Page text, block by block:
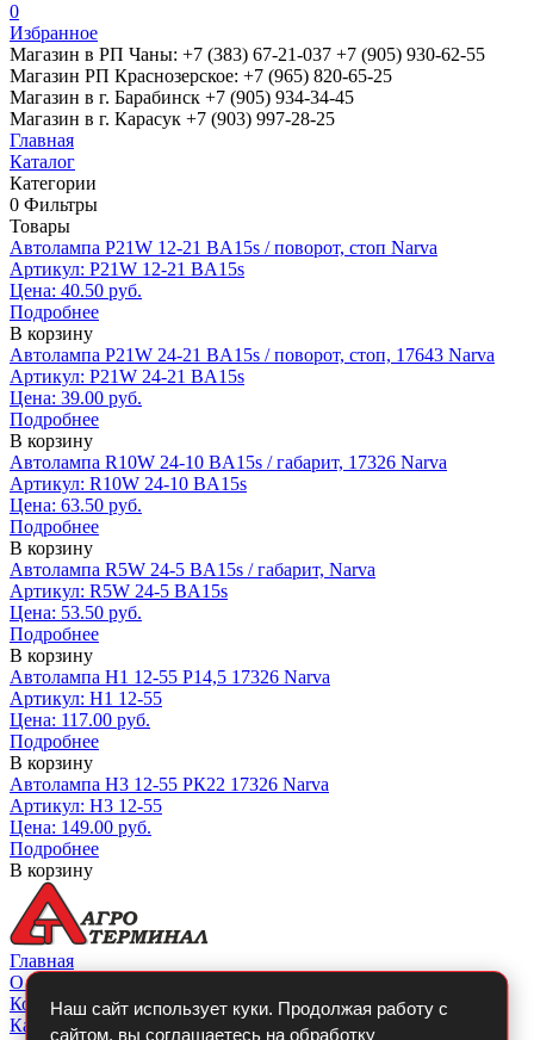
0
Избранное
Магазин в РП Чаны: +7 (383) 67-21-037 +7 (905) 930-62-55
Магазин РП Краснозерское: +7 (965) 820-65-25
Магазин в г. Барабинск +7 (905) 934-34-45
Магазин в г. Карасук +7 (903) 997-28-25
Главная
Каталог
Категории
0 Фильтры
Товары
Автолампа P21W 12-21 BA15s / поворот, стоп Narva
Артикул: P21W 12-21 BA15s
Цена: 40.50 руб.
Подробнее
В корзину
Автолампа P21W 24-21 BA15s / поворот, стоп, 17643 Narva
Артикул: P21W 24-21 BA15s
Цена: 39.00 руб.
Подробнее
В корзину
Автолампа R10W 24-10 BA15s / габарит, 17326 Narva
Артикул: R10W 24-10 BA15s
Цена: 63.50 руб.
Подробнее
В корзину
Автолампа R5W 24-5 BA15s / габарит, Narva
Артикул: R5W 24-5 BA15s
Цена: 53.50 руб.
Подробнее
В корзину
Автолампа Н1 12-55 Р14,5 17326 Narva
Артикул: Н1 12-55
Цена: 117.00 руб.
Подробнее
В корзину
Автолампа Н3 12-55 РК22 17326 Narva
Артикул: Н3 12-55
Цена: 149.00 руб.
Подробнее
В корзину
Наш сайт использует куки. Продолжая работу с
сайтом, вы соглашаетесь на обработку
Главная
О компании
Контакты
Каталог